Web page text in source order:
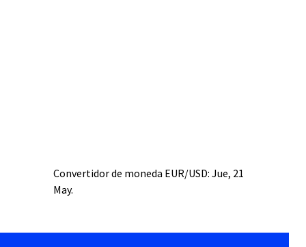
Convertidor de moneda EUR/USD: Jue, 21
May.